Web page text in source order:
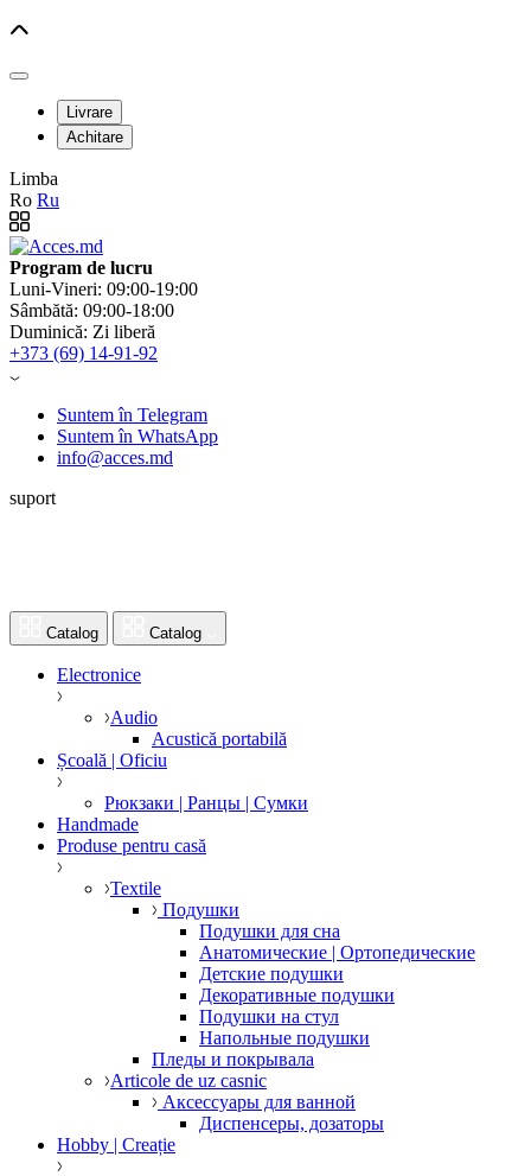
Livrare
Achitare
Limba
Ro Ru
Program de lucru
Luni-Vineri: 09:00-19:00
Sâmbătă: 09:00-18:00
Duminică: Zi liberă
+373 (69) 14-91-92
Suntem în Telegram
Suntem în WhatsApp
info@acces.md
suport
Catalog Catalog
Electronice
Audio
Acustică portabilă
Școală | Oficiu
Рюкзаки | Ранцы | Сумки
Handmade
Produse pentru casă
Textile
Подушки
Подушки для сна
Анатомические | Ортопедические
Детские подушки
Декоративные подушки
Подушки на стул
Напольные подушки
Пледы и покрывала
Articole de uz casnic
Аксессуары для ванной
Диспенсеры, дозаторы
Hobby | Creație